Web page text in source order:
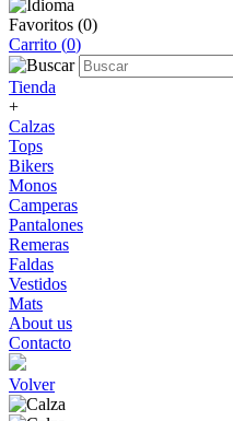
Favoritos (0)
Carrito (0)
Tienda
+
Calzas
Tops
Bikers
Monos
Camperas
Pantalones
Remeras
Faldas
Vestidos
Mats
About us
Contacto
Volver